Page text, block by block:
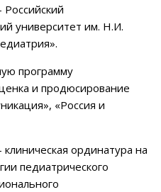
университет им. Н.И.
программу
и продюсирование
«Россия и
ординатура на
педиатрического